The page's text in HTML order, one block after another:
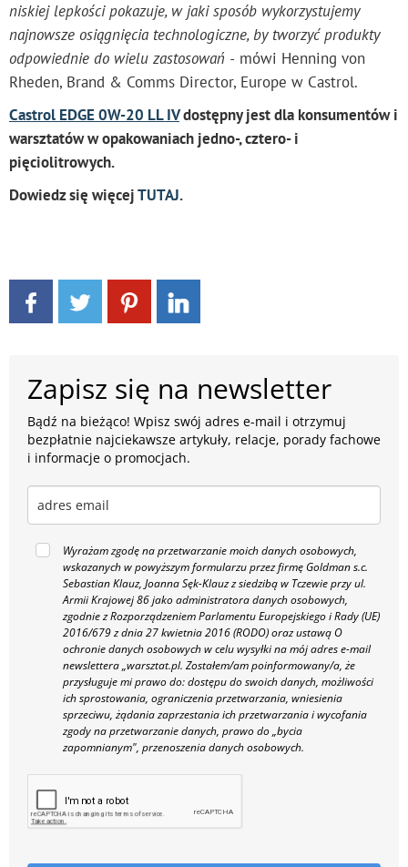
niskiej lepkości pokazuje, w jaki sposób wykorzystujemy
najnowsze osiągnięcia technologiczne, by tworzyć produkty
odpowiednie do wielu zastosowań - mówi Henning von
Rheden, Brand & Comms Director, Europe w Castrol.
Castrol EDGE 0W-20 LL IVdostępny jest dla konsumentów i
warsztatów w opakowaniach jedno-, cztero- i
pięciolitrowych.
Dowiedz się więcejTUTAJ.
Zapisz się na newsletter
Bądź na bieżąco! Wpisz swój adres e-mail i otrzymuj
bezpłatnie najciekawsze artykuły, relacje, porady fachowe
i informacje o promocjach.
Wyrażam zgodę na przetwarzanie moich danych osobowych,
wskazanych w powyższym formularzu przez firmę Goldman s.c.
Sebastian Klauz, Joanna Sęk-Klauz z siedzibą w Tczewie przy ul.
Armii Krajowej 86 jako administratora danych osobowych,
zgodnie z Rozporządzeniem Parlamentu Europejskiego i Rady (UE)
2016/679 z dnia 27 kwietnia 2016 (RODO) oraz ustawą O
ochronie danych osobowych w celu wysyłki na mój adres e-mail
newslettera „warsztat.pl. Zostałem/am poinformowany/a, że
przysługuje mi prawo do: dostępu do swoich danych, możliwości
ich sprostowania, ograniczenia przetwarzania, wniesienia
sprzeciwu, żądania zaprzestania ich przetwarzania i wycofania
zgody na przetwarzanie danych, prawo do „bycia
zapomnianym", przenoszenia danych osobowych.